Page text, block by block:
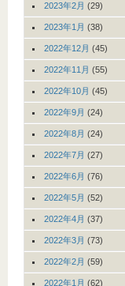
2023年2月 (29)
2023年1月 (38)
2022年12月 (45)
2022年11月 (55)
2022年10月 (45)
2022年9月 (24)
2022年8月 (24)
2022年7月 (27)
2022年6月 (76)
2022年5月 (52)
2022年4月 (37)
2022年3月 (73)
2022年2月 (59)
2022年1月 (62)